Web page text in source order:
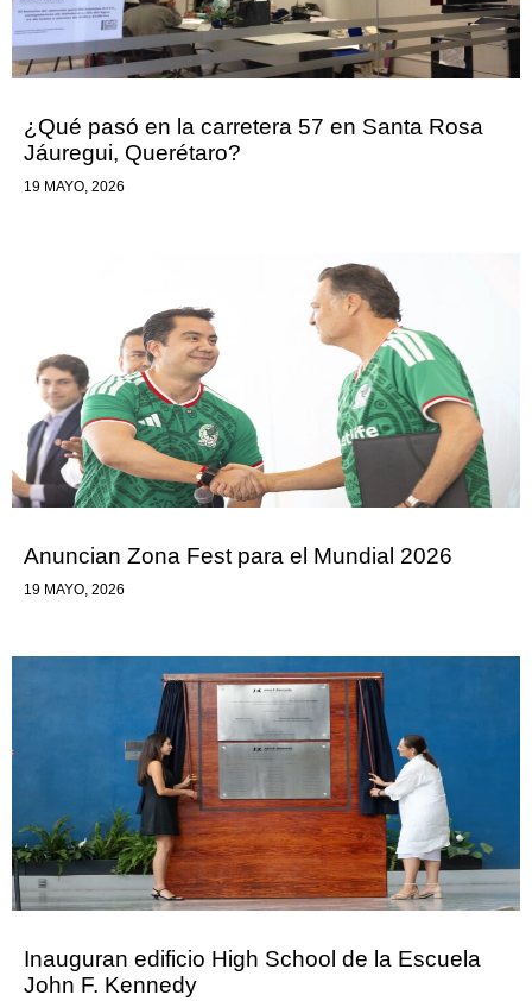
¿Qué pasó en la carretera 57 en Santa Rosa
Jáuregui, Querétaro?
19 MAYO, 2026
Anuncian Zona Fest para el Mundial 2026
19 MAYO, 2026
Inauguran edificio High School de la Escuela
John F. Kennedy